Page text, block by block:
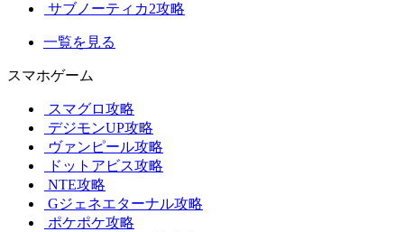
サブノーティカ2攻略
一覧を見る
スマホゲーム
スマグロ攻略
デジモンUP攻略
ヴァンピール攻略
ドットアビス攻略
NTE攻略
Gジェネエターナル攻略
ポケポケ攻略